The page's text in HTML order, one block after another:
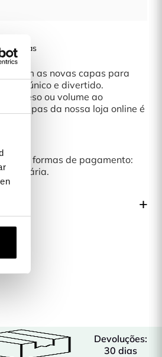
capas
Com as novas capas para
único e divertido.
peso ou volume ao
de capas da nossa loja online é
formas de pagamento:
Bancária.
Devoluções:
30 dias